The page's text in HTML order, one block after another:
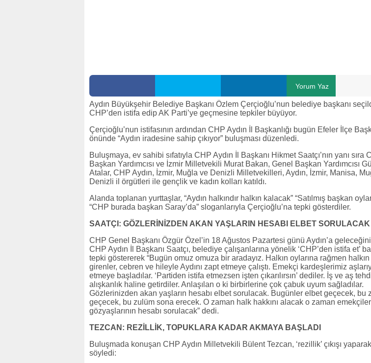
Yorum Yaz
Aydın Büyükşehir Belediye Başkanı Özlem Çerçioğlu’nun belediye başkanı
CHP’den istifa edip AK Parti’ye geçmesine tepkiler büyüyor.
Çerçioğlu’nun istifasının ardından CHP Aydın İl Başkanlığı bugün Efeler İlçe
önünde “Aydın iradesine sahip çıkıyor” buluşması düzenledi.
Buluşmaya, ev sahibi sıfatıyla CHP Aydın İl Başkanı Hikmet Saatçı’nın yanı sıra
Başkan Yardımcısı ve İzmir Milletvekili Murat Bakan, Genel Başkan Yardımcısı
Atalar, CHP Aydın, İzmir, Muğla ve Denizli Milletvekilleri, Aydın, İzmir, Manisa,
Denizli il örgütleri ile gençlik ve kadın kolları katıldı.
Alanda toplanan yurttaşlar, “Aydın halkındır halkın kalacak” “Satılmış başkan
“CHP burada başkan Saray’da” sloganlarıyla Çerçioğlu’na tepki gösterdiler.
SAATÇI: GÖZLERİNİZDEN AKAN YAŞLARIN HESABI ELBET SORULACAK
CHP Genel Başkanı Özgür Özel’in 18 Ağustos Pazartesi günü Aydın’a
CHP Aydın İl Başkanı Saatçı, belediye çalışanlarına yönelik ‘CHP’den istifa et’
tepki göstererek “Bugün omuz omuza bir aradayız. Halkın oylarına rağmen halkın
girenler, cebren ve hileyle Aydını zapt etmeye çalıştı. Emekçi kardeşlerimiz
etmeye başladılar. ‘Partiden istifa etmezsen işten çıkarılırsın’ dediler. İş ve aş
alışkanlık haline getirdiler. Anlaşılan o ki birbirlerine çok çabuk uyum sağladılar.
Gözlerinizden akan yaşların hesabı elbet sorulacak. Bugünler elbet geçecek, bu
geçecek, bu zulüm sona erecek. O zaman halk hakkını alacak o zaman
gözyaşlarının hesabı sorulacak” dedi.
TEZCAN: REZİLLİK, TOPUKLARA KADAR AKMAYA BAŞLADI
Buluşmada konuşan CHP Aydın Milletvekili Bülent Tezcan, ‘rezillik’ çıkışı
söyledi: